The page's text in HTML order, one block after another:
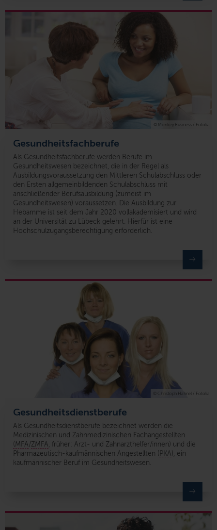
Gesundheitsfachberufe
Als Gesundheitsfachberufe werden Berufe im
Gesundheitswesen bezeichnet, die in der Regel als
Ausbildungsvoraussetzung den Mittleren Schulabschluss oder
den Ersten allgemeinbildenden Schulabschluss mit
anschließender Berufsausbildung (zumeist im
Gesundheitswesen) voraussetzen. Die Ausbildung zur
Hebamme ist seit dem Jahr 2020 vollakademisiert und wird
an der Universität zu Lübeck gelehrt. Hierfür ist eine
Hochschulzugangsberechtigung erforderlich.
© Monkey Business / Fotolia
Gesundheitsdienstberufe
Als Gesundheitsdienstberufe bezeichnet werden die
Medizinischen und Zahnmedizinischen Fachangestellten
(MFA/ZMFA, früher: Arzt- und Zahnarzthelfer/innen) und die
Pharmazeutisch-kaufmännischen Angestellten ( PKA), ein
kaufmännischer Beruf im Gesundheitswesen.
© Christoph Hähnel / Fotolia